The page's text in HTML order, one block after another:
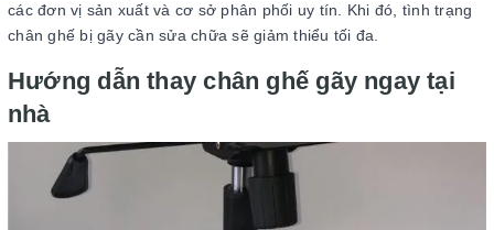
các đơn vị sản xuất và cơ sở phân phối uy tín. Khi đó, tình trạng
chân ghế bị gãy cần sửa chữa sẽ giảm thiểu tối đa.
Hướng dẫn thay chân ghế gãy ngay tại
nhà